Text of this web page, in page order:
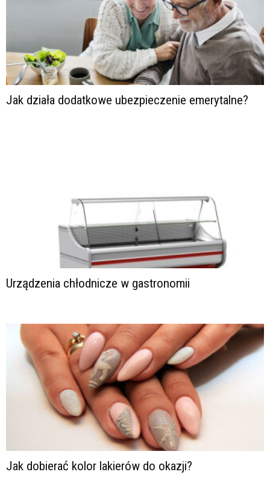
Jak działa dodatkowe ubezpieczenie emerytalne?
Urządzenia chłodnicze w gastronomii
Jak dobierać kolor lakierów do okazji?